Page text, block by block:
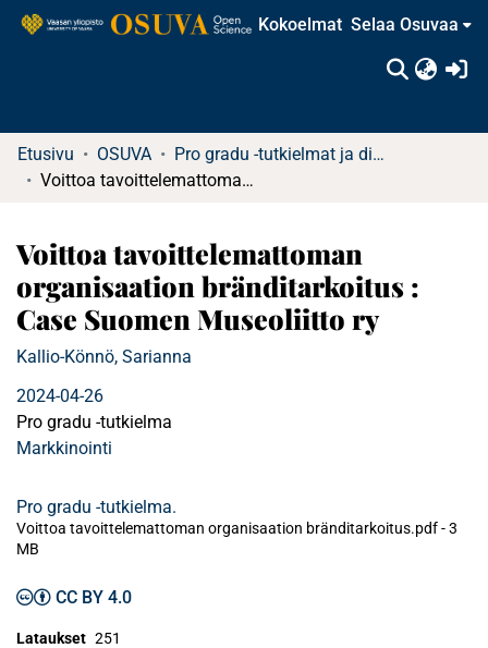
Kokoelmat Selaa Osuvaa
Etusivu OSUVA
Pro gradu -tutkielmat ja diplomityöt
Voittoa tavoittelemattoman organisaation bränditarkoitus : Case Suomen Museoliitto ry
Voittoa tavoittelemattoman
organisaation bränditarkoitus :
Case Suomen Museoliitto ry
Kallio-Könnö, Sarianna
2024-04-26
Pro gradu -tutkielma
Markkinointi
Pro gradu -tutkielma.
Voittoa tavoittelemattoman organisaation bränditarkoitus.pdf -3
MB
CC BY 4.0
Lataukset 251